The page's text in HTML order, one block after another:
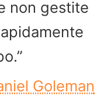
non gestite
Goleman